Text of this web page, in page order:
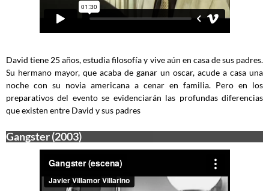
David tiene 25 años, estudia filosofía y vive aún en casa de sus padres.
Su hermano mayor, que acaba de ganar un oscar, acude a casa una
noche con su novia americana a cenar en familia. Pero en los
preparativos del evento se evidenciarán las profundas diferencias
que existen entre David y sus padres
Gangster (2003)